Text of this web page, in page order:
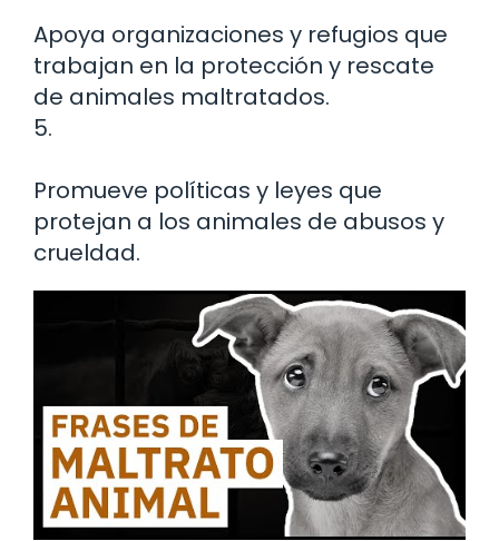
Apoya organizaciones y refugios que
trabajan en la protección y rescate
de animales maltratados.
5.
Promueve políticas y leyes que
protejan a los animales de abusos y
crueldad.